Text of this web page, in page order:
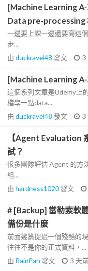
[Machine Learning
Data pre-processing
一邊要上課一邊還要寫這
步...
由 duckravel48 發文 3
[Machine Learning
這個系列文章是Udemy上
檔學一點data...
由 duckravel48 發文 3
【Agent Evaluation
試？
很多團隊評估 Agent 的方
組...
由 hardness1020發文
# [Backup] 當勒索軟
備份是什麼
前面幾篇提過一個殘酷的
往往不是你的正式資料，...
由 RainPan 發文 3 天